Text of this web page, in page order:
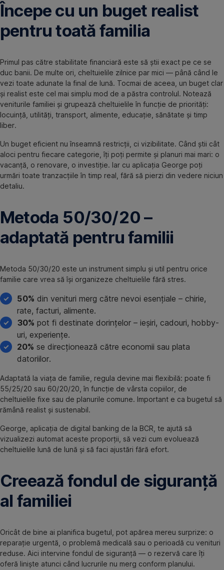
Începe cu un buget realist
pentru toată familia
Primul pas către stabilitate financiară este să știi exact pe ce se
duc banii. De multe ori, cheltuielile zilnice par mici — până când le
vezi toate adunate la final de lună. Tocmai de aceea, un buget clar
și realist este cel mai simplu mod de a păstra controlul. Notează
veniturile familiei și grupează cheltuielile în funcție de priorități:
locuință, utilități, transport, alimente, educație, sănătate și timp
liber.
Un buget eficient nu înseamnă restricții, ci vizibilitate. Când știi cât
aloci pentru fiecare categorie, îți poți permite și planuri mai mari: o
vacanță, o renovare, o investiție. Iar cu aplicația George poți
urmări toate tranzacțiile în timp real, fără să pierzi din vedere niciun
detaliu.
Metoda 50/30/20 –
adaptată pentru familii
Metoda 50/30/20 este un instrument simplu și util pentru orice
familie care vrea să își organizeze cheltuielile fără stres.
50% din venituri merg către nevoi esențiale – chirie,
rate, facturi, alimente.
30% pot fi destinate dorințelor – ieșiri, cadouri, hobby-
uri, experiențe.
20% se direcționează către economii sau plata
datoriilor.
Adaptată la viața de familie, regula devine mai flexibilă: poate fi
55/25/20 sau 60/20/20, în funcție de vârsta copiilor, de
cheltuielile fixe sau de planurile comune. Important e ca bugetul să
rămână realist și sustenabil.
George, aplicația de digital banking de la BCR, te ajută să
vizualizezi automat aceste proporții, să vezi cum evoluează
cheltuielile lună de lună și să faci ajustări fără efort.
Creează fondul de siguranță
al familiei
Oricât de bine ai planifica bugetul, pot apărea mereu surprize: o
reparație urgentă, o problemă medicală sau o perioadă cu venituri
reduse. Aici intervine fondul de siguranță — o rezervă care îți
oferă liniște atunci când lucrurile nu merg conform planului.